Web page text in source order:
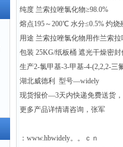
纯度 兰索拉唑氯化物≥98.0%
熔点195～200℃ 水分≤0.5% 灼烧
用途 兰索拉唑氯化物用作兰索
包装 25KG/纸板桶 遮光干燥密封
生产2-氯甲基-3-甲基-4-(2,2,2-
湖北威德利 型号—widely
现货报价—3天内快递免费送货
更多产品详情请咨询，张军
：www.hbwidely。。ｃｎ